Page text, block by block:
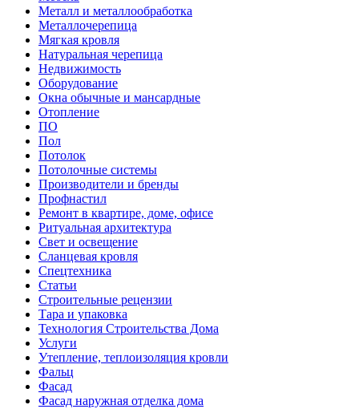
Металл и металлообработка
Металлочерепица
Мягкая кровля
Натуральная черепица
Недвижимость
Оборудование
Окна обычные и мансардные
Отопление
ПО
Пол
Потолок
Потолочные системы
Производители и бренды
Профнастил
Ремонт в квартире, доме, офисе
Ритуальная архитектура
Свет и освещение
Сланцевая кровля
Спецтехника
Статьи
Строительные рецензии
Тара и упаковка
Технология Строительства Дома
Услуги
Утепление, теплоизоляция кровли
Фальц
Фасад
Фасад наружная отделка дома